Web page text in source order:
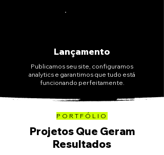
Lançamento
Publicamos seu site, configuramos
analytics e garantimos que tudo está
funcionando perfeitamente.
PORTFÓLIO
Projetos Que Geram
Resultados